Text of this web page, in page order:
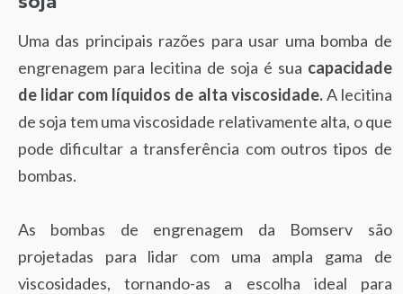
Uma das principais razões para usar uma bomba de
engrenagem para lecitina de soja é sua capacidade
de lidar com líquidos de alta viscosidade.A lecitina
de soja tem uma viscosidade relativamente alta, o que
pode dificultar a transferência com outros tipos de
bombas.
As bombas de engrenagem da Bomserv são
projetadas para lidar com uma ampla gama de
viscosidades, tornando-as a escolha ideal para